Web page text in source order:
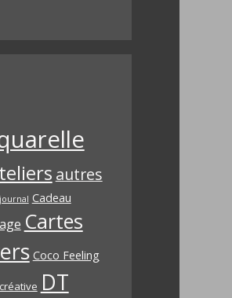
autres
Cadeau
Cartes
Coco Feeling
DT